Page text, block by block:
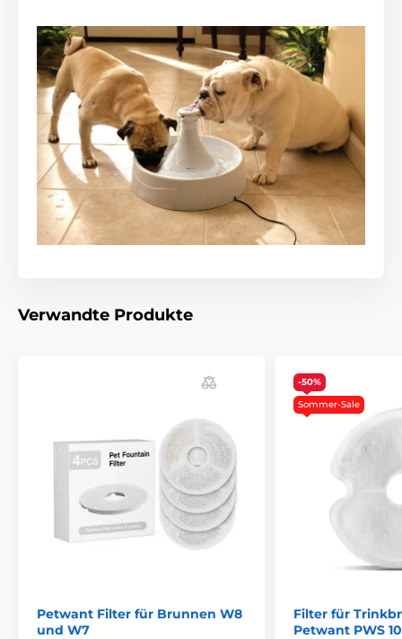
Verwandte Produkte
Petwant Filter für Brunnen W8
und W7
-50%
Sommer-Sale
Filter für
Petwant PWS